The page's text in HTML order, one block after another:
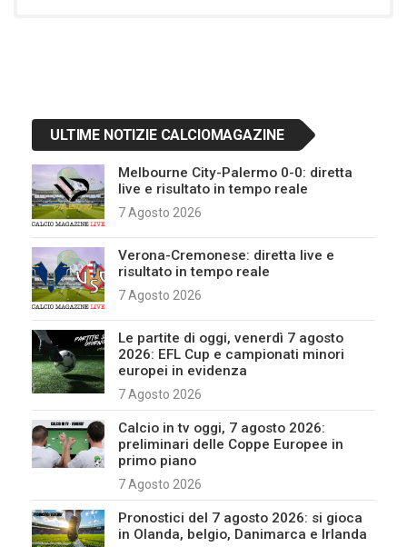
ULTIME NOTIZIE CALCIOMAGAZINE
Melbourne City-Palermo 0-0: diretta
live e risultato in tempo reale
7 Agosto 2026
Verona-Cremonese: diretta live e
risultato in tempo reale
7 Agosto 2026
Le partite di oggi, venerdì 7 agosto
2026: EFL Cup e campionati minori
europei in evidenza
7 Agosto 2026
Calcio in tv oggi, 7 agosto 2026:
preliminari delle Coppe Europee in
primo piano
7 Agosto 2026
Pronostici del 7 agosto 2026: si gioca
in Olanda, belgio, Danimarca e Irlanda